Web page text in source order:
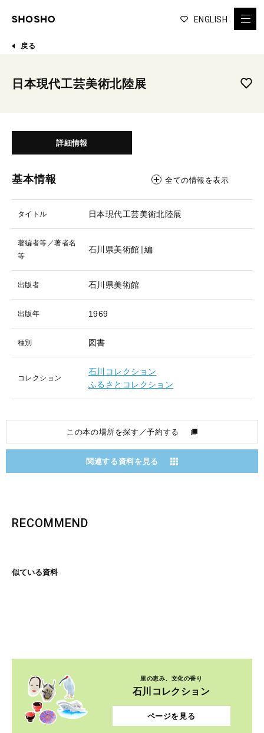
ENGLISH
戻る
日本現代工芸美術北陸展
詳細情報
基本情報 全ての情報を表示
タイトル 日本現代工芸美術北陸展
著編者等／著者名
等
石川県美術館∥編
出版者 石川県美術館
出版年 1969
種別 図書
コレクション
石川コレクション
ふるさとコレクション
この本の場所を探す／予約する
関連する資料を見る
RECOMMEND
似ている資料
里の恵み、文化の香り
石川コレクション
ページを見る